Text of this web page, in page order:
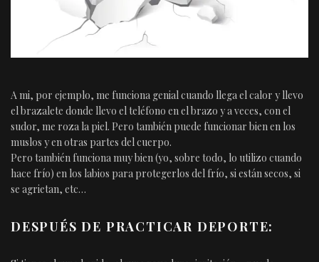
A mi, por ejemplo, me funciona genial cuando llega el calor y llevo
el brazalete donde llevo el teléfono en el brazo y a veces, con el
sudor, me roza la piel. Pero también puede funcionar bien en los
muslos y en otras partes del cuerpo.
Pero también funciona muy bien (yo, sobre todo, lo utilizo cuando
hace frío) en los labios para protegerlos del frío, si están secos, si
se agrietan, etc…
DESPUÉS DE PRACTICAR DEPORTE: